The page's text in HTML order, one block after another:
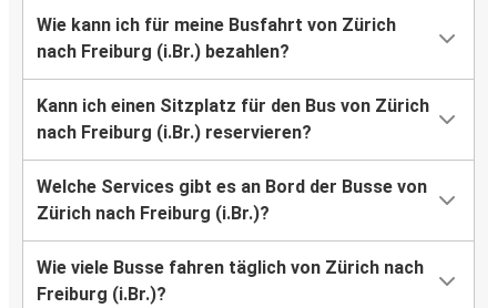
Wie kann ich für meine Busfahrt von Zürich
nach Freiburg (i.Br.) bezahlen?
Kann ich einen Sitzplatz für den Bus von Zürich
nach Freiburg (i.Br.) reservieren?
Welche Services gibt es an Bord der Busse von
Zürich nach Freiburg (i.Br.)?
Wie viele Busse fahren täglich von Zürich nach
Freiburg (i.Br.)?